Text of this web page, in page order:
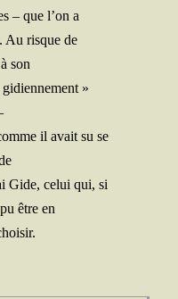
– que l’on a
Au risque de
son
»
il avait su se
Gide, celui qui, si
être en